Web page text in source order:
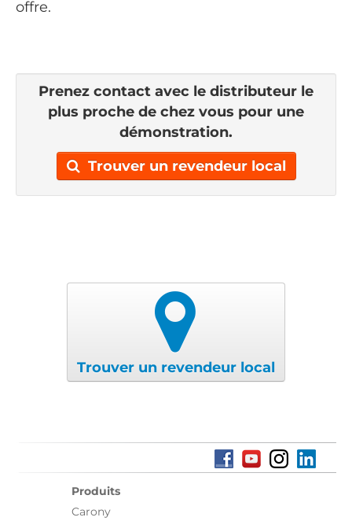
offre.
Prenez contact avec le distributeur le
plus proche de chez vous pour une
démonstration.
Trouver un revendeur local
Trouver un revendeur local
Produits
Carony